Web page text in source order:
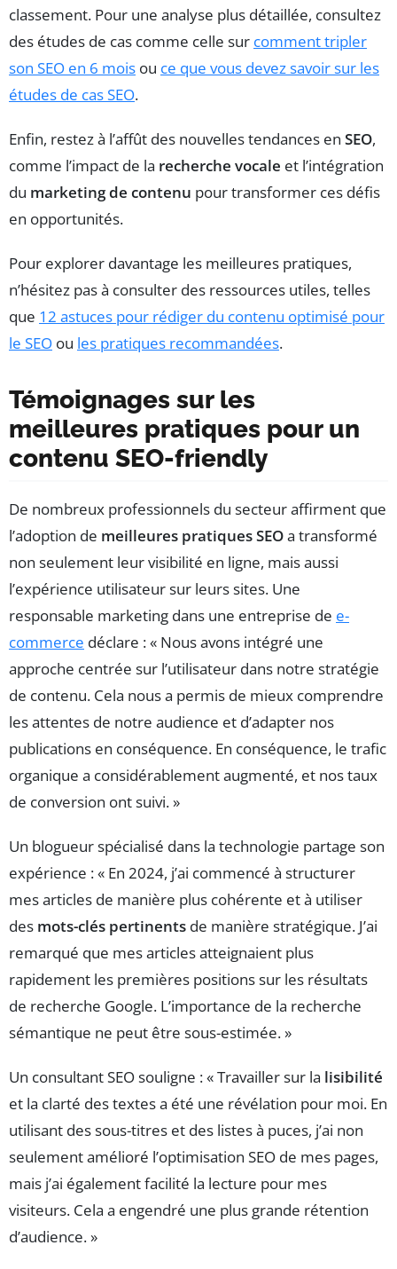
classement. Pour une analyse plus détaillée, consultez
des études de cas comme celle sur comment tripler
son SEO en 6 mois ou ce que vous devez savoir sur les
études de cas SEO.
Enfin, restez à l’affût des nouvelles tendances en SEO,
comme l’impact de la recherche vocale et l’intégration
du marketing de contenu pour transformer ces défis
en opportunités.
Pour explorer davantage les meilleures pratiques,
n’hésitez pas à consulter des ressources utiles, telles
que 12 astuces pour rédiger du contenu optimisé pour
le SEO ou les pratiques recommandées.
Témoignages sur les
meilleures pratiques pour un
contenu SEO-friendly
De nombreux professionnels du secteur affirment que
l’adoption de meilleures pratiques SEOa transformé
non seulement leur visibilité en ligne, mais aussi
l’expérience utilisateur sur leurs sites. Une
responsable marketing dans une entreprise de e-
commerce déclare : « Nous avons intégré une
approche centrée sur l’utilisateur dans notre stratégie
de contenu. Cela nous a permis de mieux comprendre
les attentes de notre audience et d’adapter nos
publications en conséquence. En conséquence, le trafic
organique a considérablement augmenté, et nos taux
de conversion ont suivi. »
Un blogueur spécialisé dans la technologie partage son
expérience : « En 2024, j’ai commencé à structurer
mes articles de manière plus cohérente et à utiliser
des mots-clés pertinents de manière stratégique. J’ai
remarqué que mes articles atteignaient plus
rapidement les premières positions sur les résultats
de recherche Google. L’importance de la recherche
sémantique ne peut être sous-estimée. »
Un consultant SEO souligne : « Travailler sur la lisibilité
et la clarté des textes a été une révélation pour moi. En
utilisant des sous-titres et des listes à puces, j’ai non
seulement amélioré l’optimisation SEO de mes pages,
mais j’ai également facilité la lecture pour mes
visiteurs. Cela a engendré une plus grande rétention
d’audience. »